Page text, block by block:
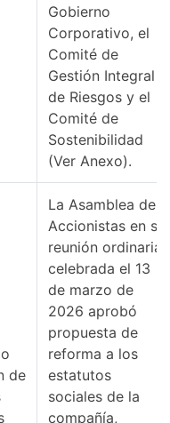
Gobierno
Corporativo, el
Comité de
Gestión Integral
de Riesgos y el
Comité de
Sostenibilidad
(Ver Anexo).
de
La Asamblea de
Accionistas en su
reunión ordinaria
celebrada el 13
de marzo de
2026 aprobó
propuesta de
reforma a los
estatutos
sociales de la
compañía,